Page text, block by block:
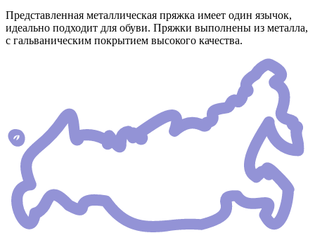
Представленная металлическая пряжка имеет один язычок,
идеально подходит для обуви. Пряжки выполнены из металла,
с гальваническим покрытием высокого качества.